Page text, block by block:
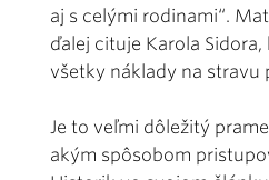
aj s celými rodinami“.
ďalej cituje Karola
všetky náklady na stravu
Je to veľmi dôležitý
akým spôsobom